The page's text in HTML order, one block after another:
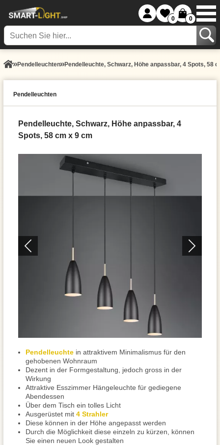
0 0
Pendel­leuchten Pendelleuchte, Schwarz, Höhe anpassbar, 4 Spots, 58
Pendel­leuchten
Pendelleuchte, Schwarz, Höhe anpassbar, 4
Spots, 58 cm x 9 cm
Pendelleuchte in attraktivem Minimalismus für den
gehobenen Wohnraum
Dezent in der Formgestaltung, jedoch gross in der
Wirkung
Attraktive Esszimmer Hängeleuchte für gediegene
Abendessen
Über dem Tisch ein tolles Licht
Ausgerüstet mit 4 Strahler
Diese können in der Höhe angepasst werden
Durch die Möglichkeit diese einzeln zu kürzen, können
Sie einen neuen Look gestalten